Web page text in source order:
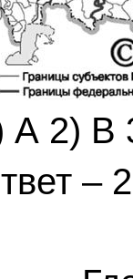
А 2) В
–